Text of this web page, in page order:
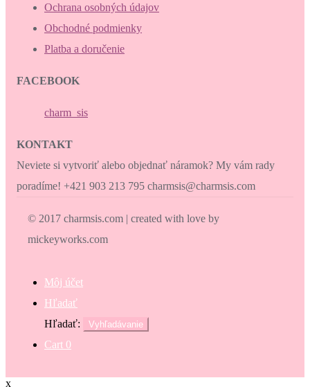
Ochrana osobných údajov
Obchodné podmienky
Platba a doručenie
FACEBOOK
charm_sis
KONTAKT
Neviete si vytvoriť alebo objednať náramok? My vám rady
poradíme! +421 903 213 795 charmsis@charmsis.com
© 2017 charmsis.com | created with love by
mickeyworks.com
Môj účet
Hľadať
Hľadať:
Vyhľadávanie
Cart 0
x